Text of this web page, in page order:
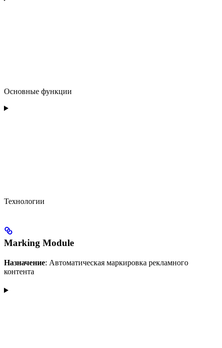
Основные функции
Технологии
Marking Module
Назначение: Автоматическая маркировка рекламного
контента